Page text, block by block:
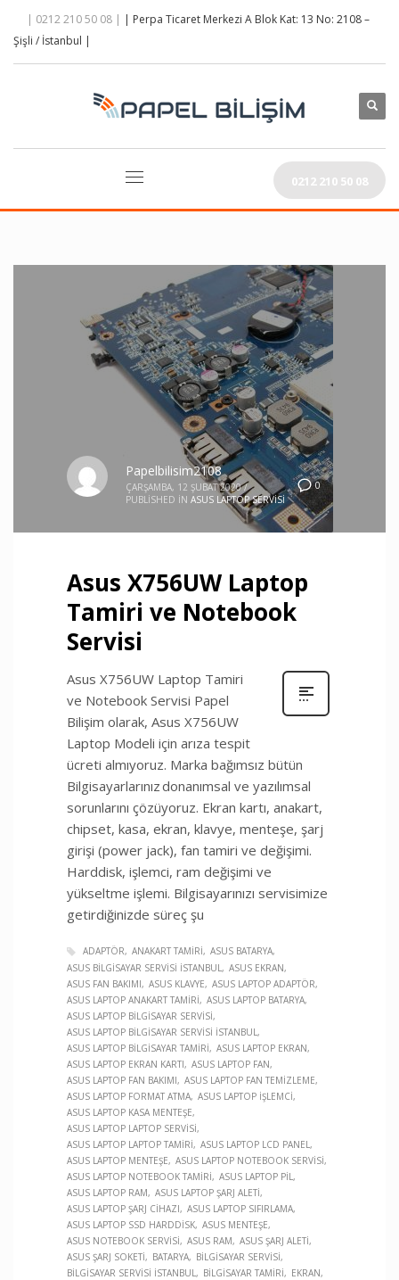
| 0212 210 50 08 | | Perpa Ticaret Merkezi A Blok Kat: 13 No: 2108 –
Şişli / İstanbul |
0212 210 50 08
0
Papelbilisim2108
ÇARŞAMBA, 12 ŞUBAT 2020 /
PUBLISHED IN ASUS LAPTOP SERVISI
Asus X756UW Laptop
Tamiri ve Notebook
Servisi
Asus X756UW Laptop Tamiri
ve Notebook Servisi Papel
Bilişim olarak, Asus X756UW
Laptop Modeli için arıza tespit
ücreti almıyoruz. Marka bağımsız bütün
Bilgisayarlarınız donanımsal ve yazılımsal
sorunlarını çözüyoruz. Ekran kartı, anakart,
chipset, kasa, ekran, klavye, menteşe, şarj
girişi (power jack), fan tamiri ve değişimi.
Harddisk, işlemci, ram değişimi ve
yükseltme işlemi. Bilgisayarınızı servisimize
getirdiğinizde süreç şu
ADAPTÖR ANAKART TAMIRI
ASUS BATARYA
ASUS BILGISAYAR SERVISI İSTANBUL ASUS EKRAN
ASUS FAN BAKIMI
ASUS KLAVYE
ASUS LAPTOP ADAPTÖR
ASUS LAPTOP ANAKART TAMIRI
ASUS LAPTOP BATARYA
ASUS LAPTOP BILGISAYAR SERVISI
ASUS LAPTOP BILGISAYAR SERVISI İSTANBUL
ASUS LAPTOP BILGISAYAR TAMIRI
ASUS LAPTOP EKRAN
ASUS LAPTOP EKRAN KARTI
ASUS LAPTOP FAN
ASUS LAPTOP FAN BAKIMI
ASUS LAPTOP FAN TEMIZLEME
ASUS LAPTOP FORMAT ATMA ASUS LAPTOP İŞLEMCI
ASUS LAPTOP KASA MENTEŞE
ASUS LAPTOP LAPTOP SERVISI
ASUS LAPTOP LAPTOP TAMIRI
ASUS LAPTOP LCD PANEL
ASUS LAPTOP MENTEŞE
ASUS LAPTOP NOTEBOOK SERVISI
ASUS LAPTOP NOTEBOOK TAMIRI
ASUS LAPTOP PIL
ASUS LAPTOP RAM
ASUS LAPTOP ŞARJ ALETI
ASUS LAPTOP ŞARJ CIHAZI
ASUS LAPTOP SIFIRLAMA
ASUS LAPTOP SSD HARDDISK ASUS MENTEŞE
ASUS NOTEBOOK SERVISI
ASUS RAM
ASUS ŞARJ ALETI
ASUS ŞARJ SOKETI
BATARYA
BILGISAYAR SERVISI
BILGISAYAR SERVISI İSTANBUL
BILGISAYAR TAMIRI
EKRAN